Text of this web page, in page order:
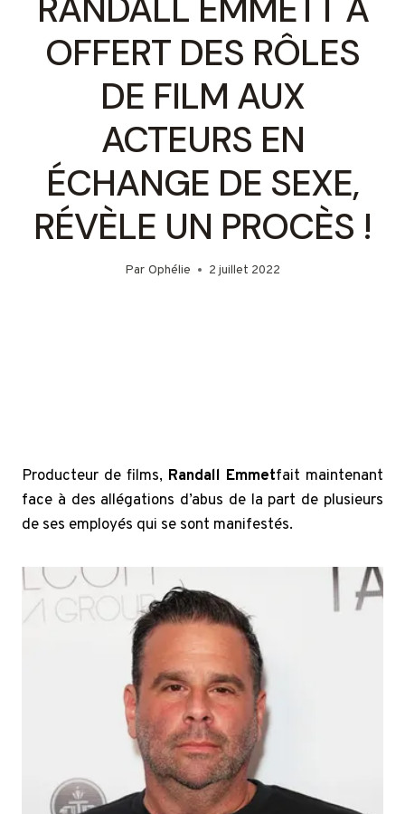
OFFERT DES RÔLES
DE FILM AUX
ACTEURS EN
ÉCHANGE DE SEXE,
RÉVÈLE UN PROCÈS !
Par Ophélie 2 juillet 2022
Producteur de films, Randall Emmetfait maintenant
face à des allégations d’abus de la part de plusieurs
de ses employés qui se sont manifestés.